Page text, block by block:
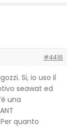
#4416
Si, io uso il
seawat ed
una
Per quanto